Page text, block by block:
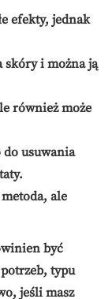
efekty, jednak
skóry i można ją
również może
do usuwania
ale
być
typu
jeśli masz